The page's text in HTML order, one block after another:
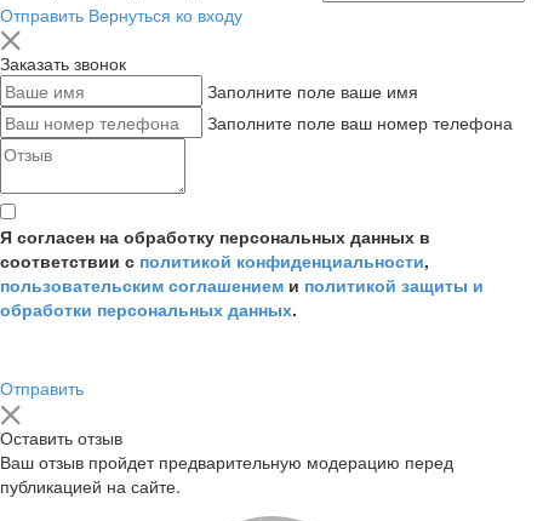
Отправить Вернуться ко входу
Заказать звонок
Заполните поле ваше имя
Заполните поле ваш номер телефона
Я согласен на обработку персональных данных в
соответствии с политикой конфиденциальности,
пользовательским соглашением и политикой защиты и
обработки персональных данных.
Отправить
Оставить отзыв
Ваш отзыв пройдет предварительную модерацию перед
публикацией на сайте.